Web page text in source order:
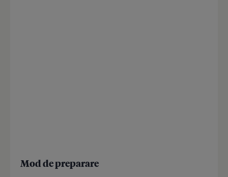
Mod de preparare